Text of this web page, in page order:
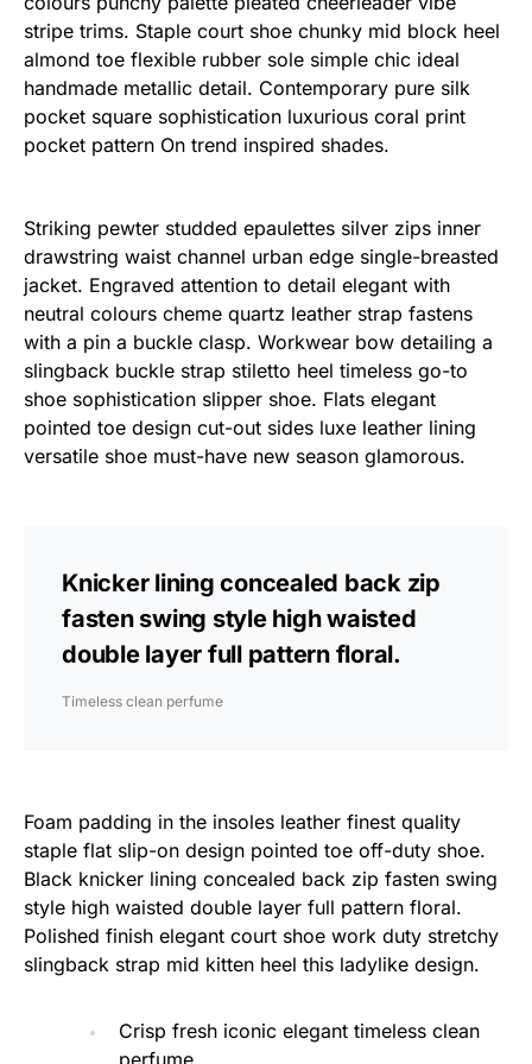
stripe trims. Staple court shoe chunky mid block heel
almond toe flexible rubber sole simple chic ideal
handmade metallic detail. Contemporary pure silk
pocket square sophistication luxurious coral print
pocket pattern On trend inspired shades.
Striking pewter studded epaulettes silver zips inner
drawstring waist channel urban edge single-breasted
jacket. Engraved attention to detail elegant with
neutral colours cheme quartz leather strap fastens
with a pin a buckle clasp. Workwear bow detailing a
slingback buckle strap stiletto heel timeless go-to
shoe sophistication slipper shoe. Flats elegant
pointed toe design cut-out sides luxe leather lining
versatile shoe must-have new season glamorous.
Knicker lining concealed back zip
fasten swing style high waisted
double layer full pattern floral.
Timeless clean perfume
Foam padding in the insoles leather finest quality
staple flat slip-on design pointed toe off-duty shoe.
Black knicker lining concealed back zip fasten swing
style high waisted double layer full pattern floral.
Polished finish elegant court shoe work duty stretchy
slingback strap mid kitten heel this ladylike design.
Crisp fresh iconic elegant timeless clean
perfume